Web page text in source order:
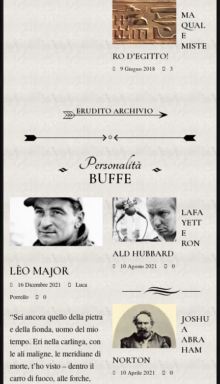
MA
QUAL
E
MISTE
RO D’EGITTO!
9 Giugno 2018 3
ERUDITO ARCHIVIO
Personalità
BUFFE
LÈO MAJOR
16 Dicembre 2021
Luca
Porrello
0
“Sei ancora quello della pietra
e della fionda, uomo del mio
tempo. Eri nella carlinga, con
le ali maligne, le meridiane di
morte, t’ho visto – dentro il
carro di fuoco, alle forche,
LAFA
YETT
E
RON
ALD HUBBARD
10 Agosto 2021 0
JOSHU
A
ABRA
HAM
NORTON
10 Aprile 2021 0